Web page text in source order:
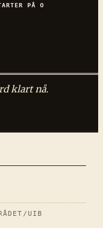
PÅO
klart nå.
UIB